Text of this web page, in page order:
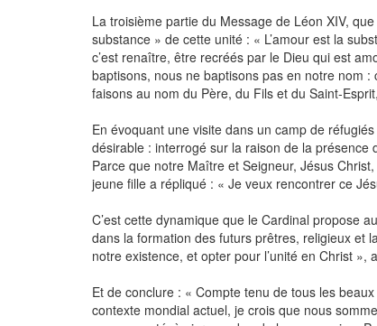
La troisième partie du Message de Léon XIV,
substance » de cette unité : « L’amour est la
c’est renaître, être recréés par le Dieu qui est
baptisons, nous ne baptisons pas en notre nom
faisons au nom du Père, du Fils et du
En évoquant une visite dans un camp de
désirable : interrogé sur la raison de la
Parce que notre Maître et Seigneur, Jésus
jeune fille a répliqué : « Je veux rencontrer ce
C’est cette dynamique que le Cardinal propose
dans la formation des futurs prêtres, religieux et
notre existence, et opter pour l’unité en Christ
Et de conclure : « Compte tenu de tous les
contexte mondial actuel, je crois que nous